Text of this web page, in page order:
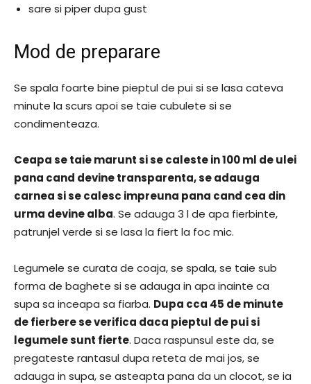
sare si piper dupa gust
Mod de preparare
Se spala foarte bine pieptul de pui si se lasa cateva
minute la scurs apoi se taie cubulete si se
condimenteaza.
Ceapa se taie marunt si se caleste in 100 ml de ulei
pana cand devine transparenta, se adauga
carnea si se calesc impreuna pana cand cea din
urma devine alba. Se adauga 3 l de apa fierbinte,
patrunjel verde si se lasa la fiert la foc mic.
Legumele se curata de coaja, se spala, se taie sub
forma de baghete si se adauga in apa inainte ca
supa sa inceapa sa fiarba. Dupa cca 45 de minute
de fierbere se verifica daca pieptul de pui si
legumele sunt fierte. Daca raspunsul este da, se
pregateste rantasul dupa reteta de mai jos, se
adauga in supa, se asteapta pana da un clocot, se ia